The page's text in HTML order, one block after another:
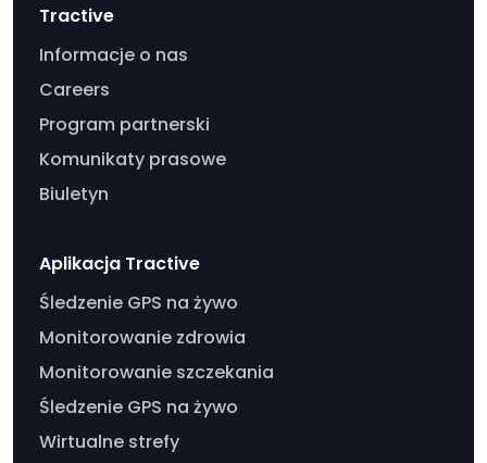
Tractive
Informacje o nas
Careers
Program partnerski
Komunikaty prasowe
Biuletyn
Aplikacja Tractive
Śledzenie GPS na żywo
Monitorowanie zdrowia
Monitorowanie szczekania
Śledzenie GPS na żywo
Wirtualne strefy